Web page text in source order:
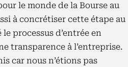
le monde de la Bourse au
à concrétiser cette étape au
processus d’entrée en
transparence à l’entreprise.
car nous n’étions pas